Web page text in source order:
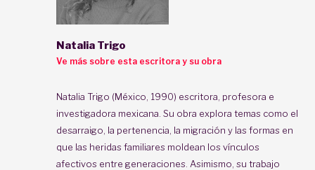
Natalia Trigo
Ve más sobre esta escritora y su obra
Natalia Trigo (México, 1990) escritora, profesora e
investigadora mexicana. Su obra explora temas como el
desarraigo, la pertenencia, la migración y las formas en
que las heridas familiares moldean los vínculos
afectivos entre generaciones. Asimismo, su trabajo